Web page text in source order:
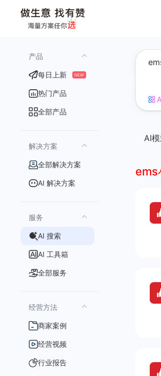
产品
每日上新 NEW
热门产品
全部产品
解决方案
全部解决方案
AI 解决方案
服务
AI 搜索
AI 工具箱
全部服务
经营方法
商家案例
经营视频
行业报告
AI
ems